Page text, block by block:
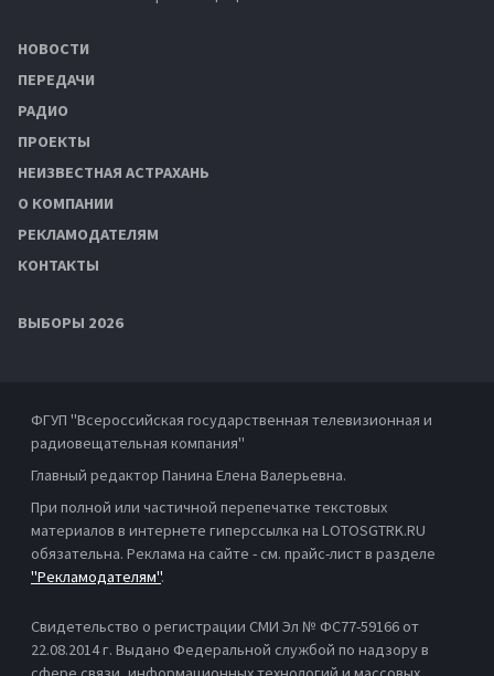
НОВОСТИ
ПЕРЕДАЧИ
РАДИО
ПРОЕКТЫ
НЕИЗВЕСТНАЯ АСТРАХАНЬ
О КОМПАНИИ
РЕКЛАМОДАТЕЛЯМ
КОНТАКТЫ
ВЫБОРЫ 2026
ФГУП "Всероссийская государственная телевизионная и
радиовещательная компания"
Главный редактор Панина Елена Валерьевна.
При полной или частичной перепечатке текстовых
материалов в интернете гиперссылка на LOTOSGTRK.RU
обязательна. Реклама на сайте - см. прайс-лист в разделе
"Рекламодателям".
Свидетельство о регистрации СМИ Эл № ФС77-59166 от
22.08.2014 г. Выдано Федеральной службой по надзору в